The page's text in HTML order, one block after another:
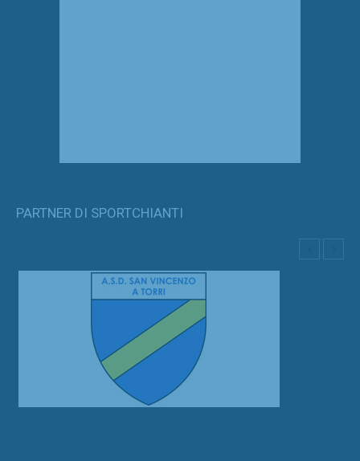
PARTNER DI SPORTCHIANTI